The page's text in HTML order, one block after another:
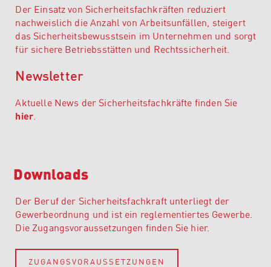
Der Einsatz von Sicherheitsfachkräften reduziert
nachweislich die Anzahl von Arbeitsunfällen, steigert
das Sicherheitsbewusstsein im Unternehmen und sorgt
für sichere Betriebsstätten und Rechtssicherheit.
Newsletter
Aktuelle News der Sicherheitsfachkräfte finden Sie
hier
Downloads
Der Beruf der Sicherheitsfachkraft unterliegt der
Gewerbeordnung und ist ein reglementiertes Gewerbe.
Die Zugangsvoraussetzungen finden Sie hier.
ZUGANGSVORAUSSETZUNGEN